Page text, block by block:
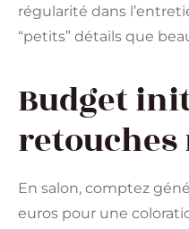
régularité dans
“petits” détails que
Budget
En salon, comptez
euros pour une